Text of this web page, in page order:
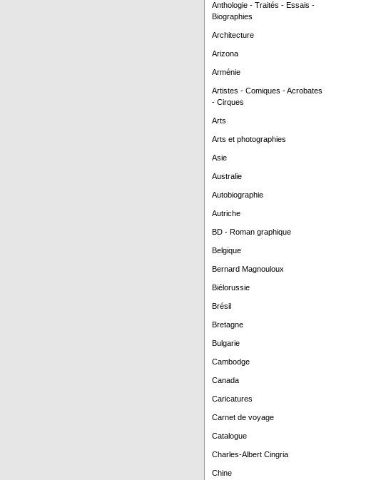
Anthologie - Traités - Essais -
Biographies
Architecture
Arizona
Arménie
Artistes - Comiques - Acrobates
- Cirques
Arts
Arts et photographies
Asie
Australie
Autobiographie
Autriche
BD - Roman graphique
Belgique
Bernard Magnouloux
Biélorussie
Brésil
Bretagne
Bulgarie
Cambodge
Canada
Caricatures
Carnet de voyage
Catalogue
Charles-Albert Cingria
Chine